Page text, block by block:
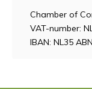
Chamber of
VAT-number:
IBAN: NL35